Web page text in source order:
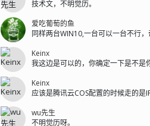
技术文，不明觉历。
爱吃葡萄的鱼
同样两台WIN10,一台可以一台不行，
Keinx
Keinx
wu先生
不明觉历呀。